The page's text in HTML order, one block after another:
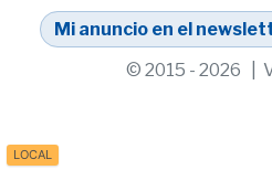
Mi anuncio en el
© 2015 - 2026 |
LOCAL